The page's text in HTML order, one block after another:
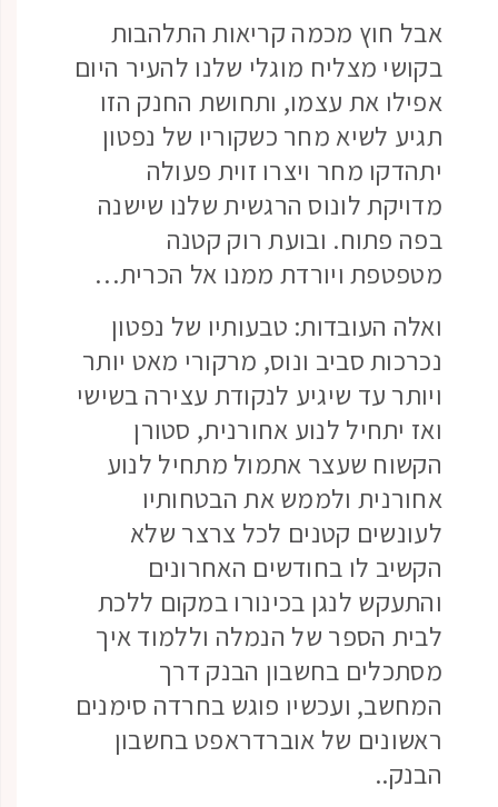
אבל חוץ מכמה קריאות התלהבות
בקושי מצליח מוגלי שלנו להעיר היום
אפילו את עצמו, ותחושת החנק הזו
תגיע לשיא מחר כשקוריו של נפטון
יתהדקו מחר ויצרו זוית פעולה
מדויקת לונוס הרגשית שלנו שישנה
בפה פתוח. ובועת רוק קטנה
מטפטפת ויורדת ממנו אל הכרית…
ואלה העובדות: טבעותיו של נפטון
נכרכות סביב ונוס, מרקורי מאט יותר
ויותר עד שיגיע לנקודת עצירה בשישי
ואז יתחיל לנוע אחורנית, סטורן
הקשוח שעצר אתמול מתחיל לנוע
אחורנית ולממש את הבטחותיו
לעונשים קטנים לכל צרצר שלא
הקשיב לו בחודשים האחרונים
והתעקש לנגן בכינורו במקום ללכת
לבית הספר של הנמלה וללמוד איך
מסתכלים בחשבון הבנק דרך
המחשב, ועכשיו פוגש בחרדה סימנים
ראשונים של אוברדראפט בחשבון
הבנק..